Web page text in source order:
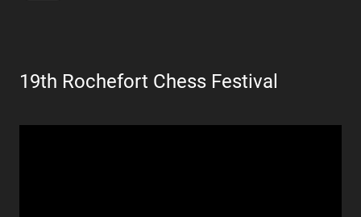
19th Rochefort Chess Festival